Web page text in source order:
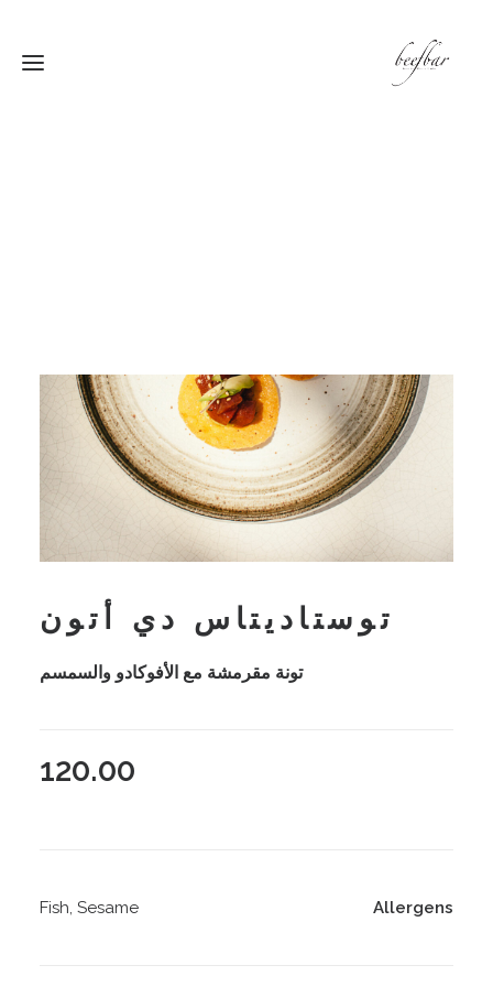
توستاديتاس دي أتون
تونة مقرمشة مع الأفوكادو والسمسم
120.00
Allergens
Fish, Sesame